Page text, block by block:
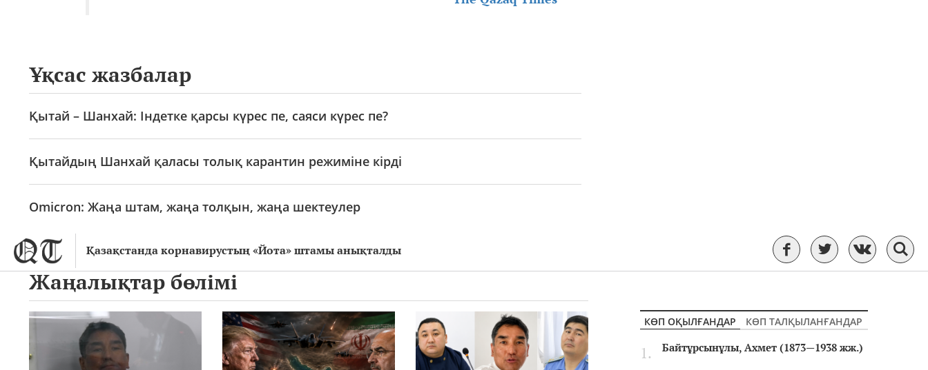
Қазақстанда корнавирустың «Йота» штамы анықталды
Ұқсас жазбалар
Қытай – Шанхай: Індетке қарсы күрес пе, саяси күрес пе?
Қытайдың Шанхай қаласы толық карантин режиміне кірді
Omicron: Жаңа штам, жаңа толқын, жаңа шектеулер
Жаңалықтар бөлімі
КӨП ОҚЫЛҒАНДАР
КӨП ТАЛҚЫЛАНҒАНДАР
Байтұрсынұлы, Ахмет (1873—1938 жж.)